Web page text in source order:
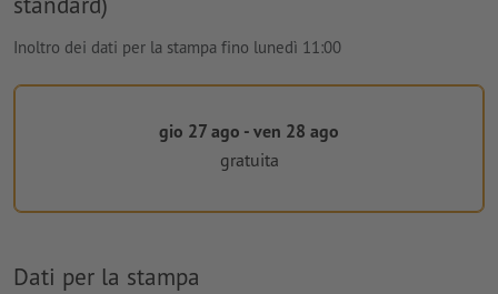
Inoltro dei dati per la stampa fino lunedì 11:00
gio 27 ago - ven 28 ago
gratuita
Dati per la stampa